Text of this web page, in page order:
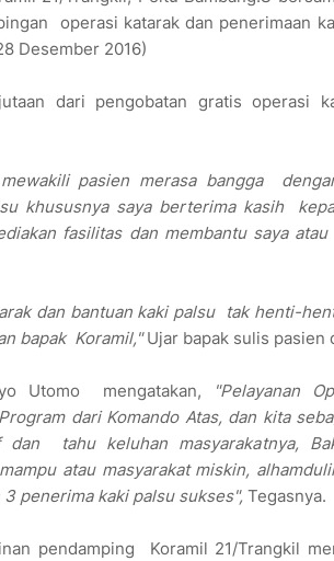
operasi katarak dan penerimaan
Desember 2016)
dari pengobatan gratis operasi
mewakili pasien merasa bangga
khususnya saya berterima kasih
fasilitas dan membantu saya atau
dan bantuan kaki palsu tak henti-
bapak Koramil,"Ujar bapak sulis pasien
Utomo mengatakan,
"Pelayanan
dari Komando Atas, dan kita
dan tahu keluhan masyarakatnya,
atau masyarakat miskin,
penerima kaki palsu sukses", Tegasnya.
pendamping Koramil 21/Trangkil